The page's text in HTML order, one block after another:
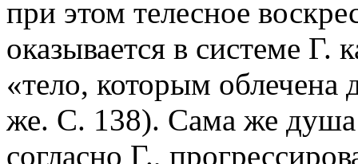
при этом телесное
оказывается в системе
«тело, которым
же. С. 138). Сама же душа
согласно Г.,